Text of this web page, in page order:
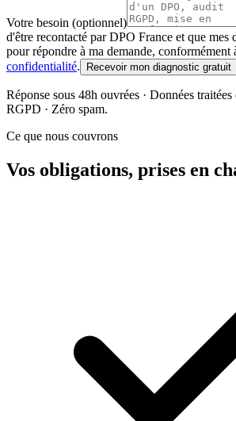
Votre besoin (optionnel)
d'être recontacté par DPO France et que mes
pour répondre à ma demande, conformément
confidentialité. Recevoir mon diagnostic gratuit
Réponse sous 48h ouvrées · Données
RGPD · Zéro spam.
Ce que nous couvrons
Vos obligations, prises en